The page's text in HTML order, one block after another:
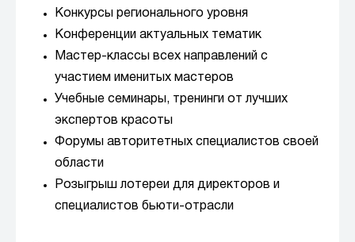
Конкурсы регионального уровня
Конференции актуальных тематик
Мастер-классы всех направлений с
участием именитых мастеров
Учебные семинары, тренинги от лучших
экспертов красоты
Форумы авторитетных специалистов своей
области
Розыгрыш лотереи для директоров и
специалистов бьюти-отрасли